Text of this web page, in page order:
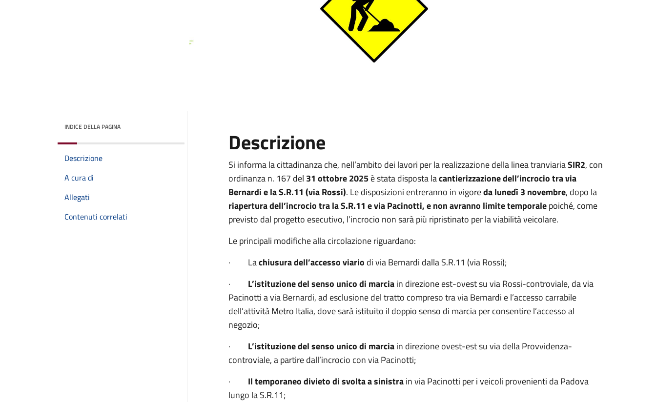
INDICE DELLA PAGINA
Descrizione
A cura di
Allegati
Contenuti correlati
Descrizione
Si informa la cittadinanza che, nell’ambito dei lavori per la realizzazione della linea tranviariaSIR2, con
ordinanza n. 167 del 31 ottobre 2025è stata disposta lacantierizzazione dell’incrocio tra via
Bernardi e la S.R.11 (via Rossi). Le disposizioni entreranno in vigoreda lunedì 3 novembre, dopo la
riapertura dell’incrocio tra la S.R.11 e via Pacinotti, e non avranno limite temporalepoiché, come
previsto dal progetto esecutivo, l’incrocio non sarà più ripristinato per la viabilità veicolare.
Le principali modifiche alla circolazione riguardano:
· Lachiusura dell’accesso viario di via Bernardi dalla S.R.11 (via Rossi);
· L’istituzione del senso unico di marciain direzione est-ovest su via Rossi-controviale, da via
Pacinotti a via Bernardi, ad esclusione del tratto compreso tra via Bernardi e l’accesso carrabile
dell’attività Metro Italia, dove sarà istituito il doppio senso di marcia per consentire l’accesso al
negozio;
·
L’istituzione del senso unico di marciain direzione ovest-est su via della Provvidenza-
controviale, a partire dall’incrocio con via Pacinotti;
·
Il temporaneo divieto di svolta a sinistrain via Pacinotti per i veicoli provenienti da Padova
lungo la S.R.11;